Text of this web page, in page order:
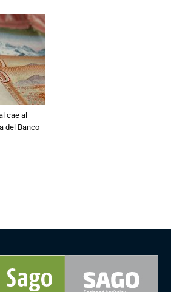
cae al
del Banco